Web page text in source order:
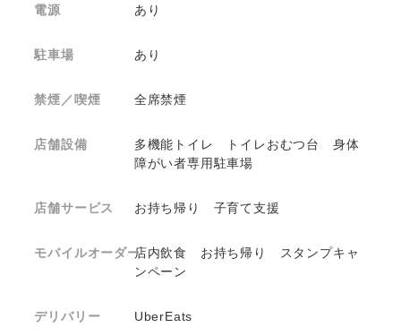
電源 あり
駐車場 あり
禁煙／喫煙 全席禁煙
店舗設備
多機能トイレ トイレおむつ台 身体
障がい者専用駐車場
店舗サービス お持ち帰り 子育て支援
モバイルオーダー店内飲食 お持ち帰り スタンプキャ
ンペーン
デリバリー UberEats